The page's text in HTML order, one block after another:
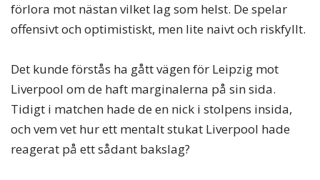
förlora mot nästan vilket lag som helst. De spelar
offensivt och optimistiskt, men lite naivt och riskfyllt.
Det kunde förstås ha gått vägen för Leipzig mot
Liverpool om de haft marginalerna på sin sida.
Tidigt i matchen hade de en nick i stolpens insida,
och vem vet hur ett mentalt stukat Liverpool hade
reagerat på ett sådant bakslag?